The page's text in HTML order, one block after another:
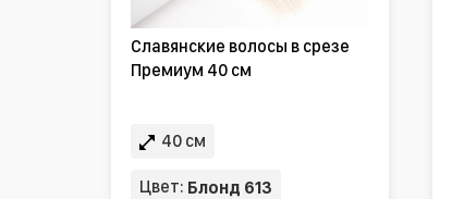
Славянские волосы в срезе
Премиум 40 см
40 см
Цвет: Блонд 613